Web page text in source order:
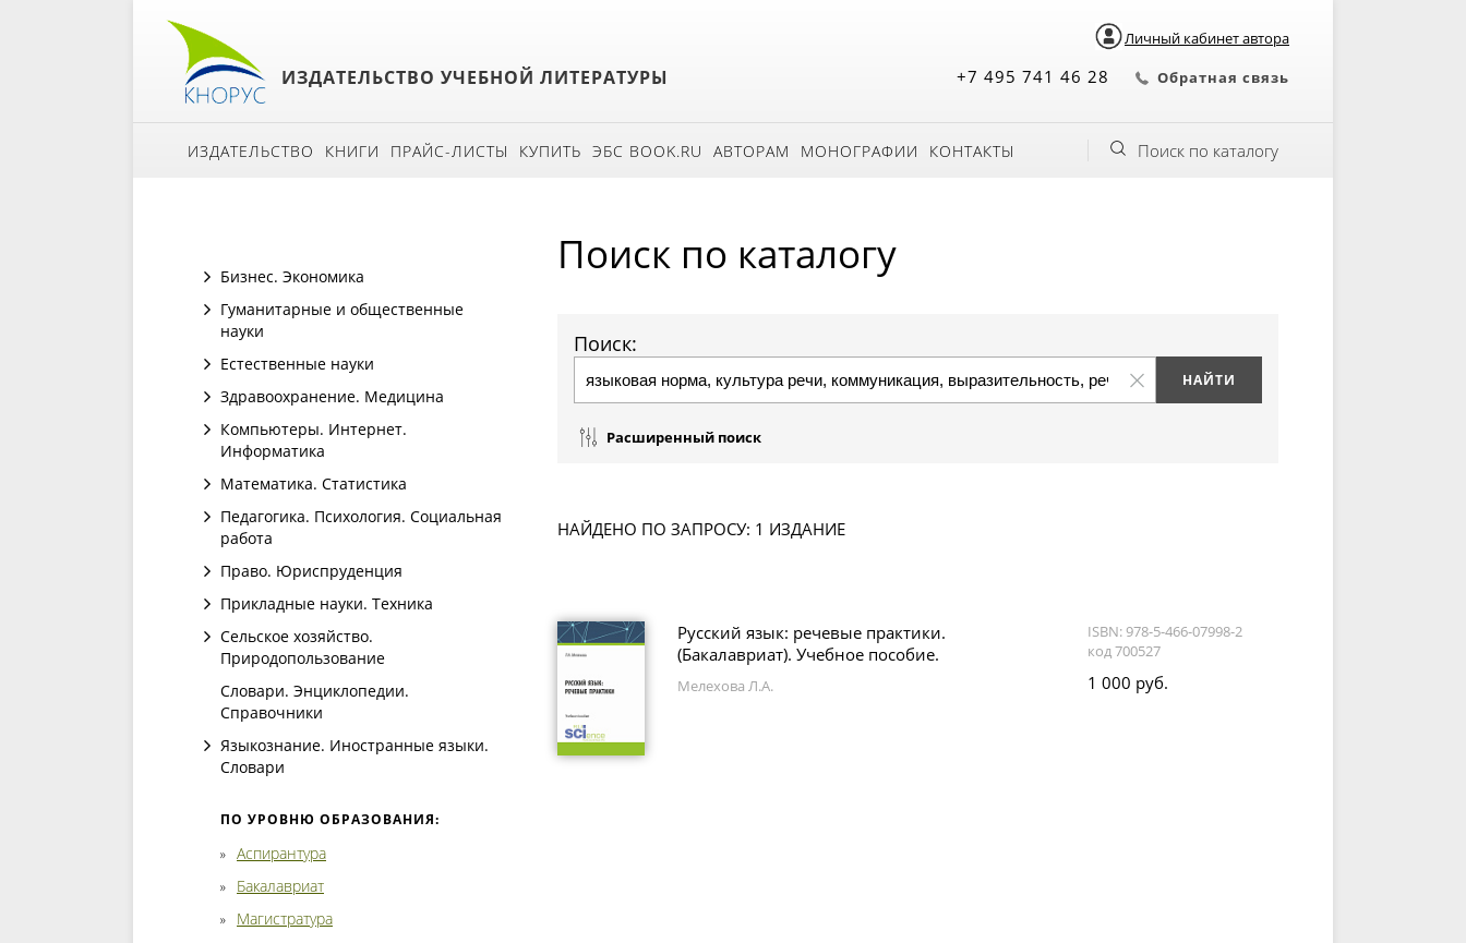
Личный кабинет автора
ИЗДАТЕЛЬСТВО УЧЕБНОЙ ЛИТЕРАТУРЫ +7 495 741 46 28 Обратная связь
ИЗДАТЕЛЬСТВО КНИГИ ПРАЙС-ЛИСТЫ КУПИТЬ ЭБС BOOK.RU АВТОРАМ МОНОГРАФИИ КОНТАКТЫ Поиск по каталогу
Бизнес. Экономика
Гуманитарные и общественные
науки
Естественные науки
Здравоохранение. Медицина
Компьютеры. Интернет.
Информатика
Математика. Статистика
Педагогика. Психология. Социальная
работа
Право. Юриспруденция
Прикладные науки. Техника
Сельское хозяйство.
Природопользование
Словари. Энциклопедии.
Справочники
Языкознание. Иностранные языки.
Словари
ПО УРОВНЮ ОБРАЗОВАНИЯ:
Аспирантура
Бакалавриат
Магистратура
Поиск по каталогу
Поиск:
Расширенный поиск
НАЙДЕНО ПО ЗАПРОСУ: 1 ИЗДАНИЕ
Русский язык: речевые практики.
(Бакалавриат). Учебное пособие.
Мелехова Л.А.
ISBN: 978-5-466-07998-2
код 700527
1 000 руб.